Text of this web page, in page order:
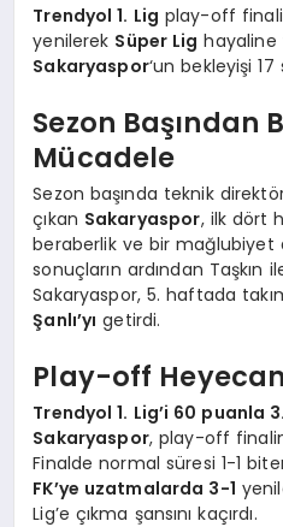
Trendyol 1. Lig play-off
yenilerek Süper Lig hayaline
Sakaryaspor‘un bekleyişi 17
Sezon Başından
Mücadele
Sezon başında teknik
çıkan Sakaryaspor, ilk dört
beraberlik ve bir mağlubiyet
sonuçların ardından Taşkın
Sakaryaspor, 5. haftada
Şanlı’yı getirdi.
Play-off
Trendyol 1. Lig’i 60 puanla
Sakaryaspor, play-off
Finalde normal süresi 1-1
FK’ye uzatmalarda 3-1
Lig’e çıkma şansını kaçırdı.